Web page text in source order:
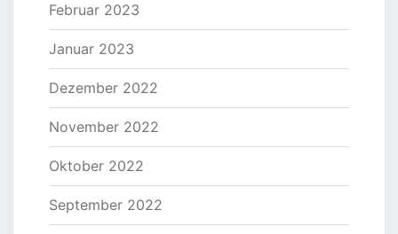
Februar 2023
Januar 2023
Dezember 2022
November 2022
Oktober 2022
September 2022